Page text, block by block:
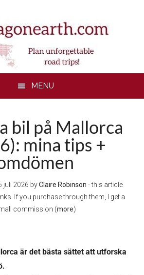
MENU
bil på Mallorca
mina tips +
juli 2026 byClaire Robinson - this article
If you purchase through them, I get a
commission (more)
är det bästa sättet att utforska